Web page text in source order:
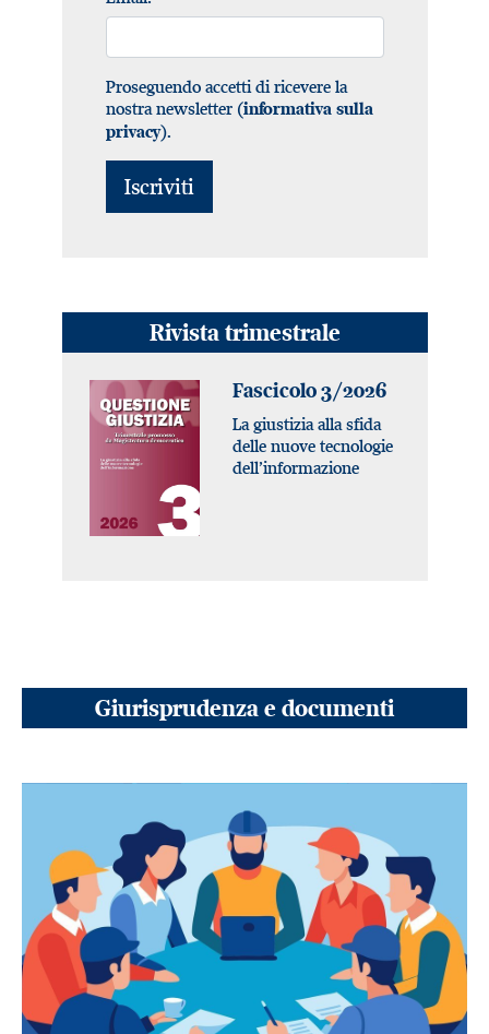
Proseguendo accetti di ricevere la
nostra newsletter (informativa sulla
privacy).
Rivista trimestrale
Fascicolo 3/2026
La giustizia alla sfida
delle nuove tecnologie
dell’informazione
Giurisprudenza e documenti